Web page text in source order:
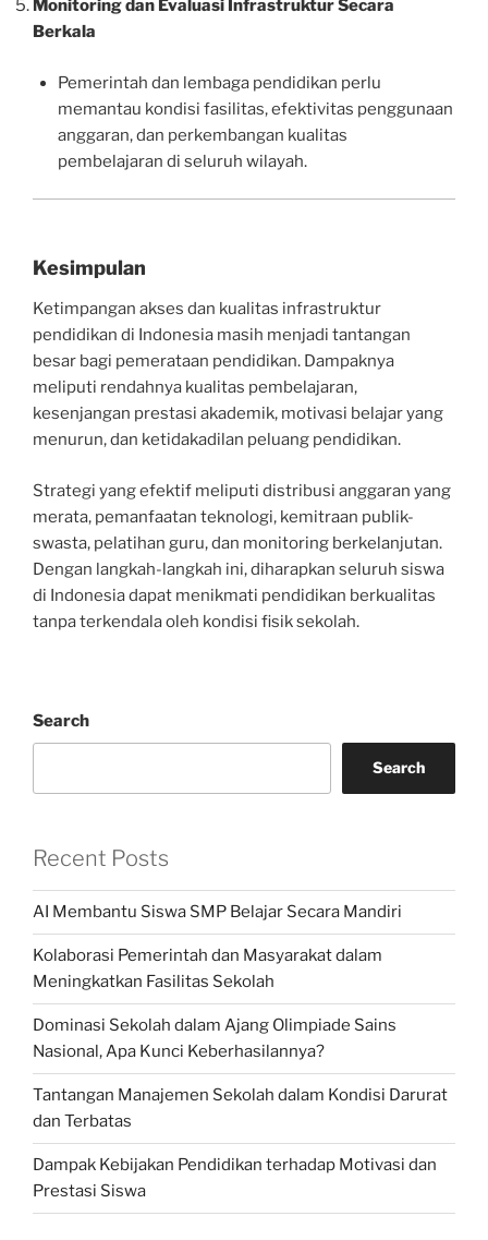
Monitoring dan Evaluasi Infrastruktur Secara
Berkala
Pemerintah dan lembaga pendidikan perlu
memantau kondisi fasilitas, efektivitas penggunaan
anggaran, dan perkembangan kualitas
pembelajaran di seluruh wilayah.
Kesimpulan
Ketimpangan akses dan kualitas infrastruktur
pendidikan di Indonesia masih menjadi tantangan
besar bagi pemerataan pendidikan. Dampaknya
meliputi rendahnya kualitas pembelajaran,
kesenjangan prestasi akademik, motivasi belajar yang
menurun, dan ketidakadilan peluang pendidikan.
Strategi yang efektif meliputi distribusi anggaran yang
merata, pemanfaatan teknologi, kemitraan publik-
swasta, pelatihan guru, dan monitoring berkelanjutan.
Dengan langkah-langkah ini, diharapkan seluruh siswa
di Indonesia dapat menikmati pendidikan berkualitas
tanpa terkendala oleh kondisi fisik sekolah.
Search
Search
Recent Posts
AI Membantu Siswa SMP Belajar Secara Mandiri
Kolaborasi Pemerintah dan Masyarakat dalam
Meningkatkan Fasilitas Sekolah
Dominasi Sekolah dalam Ajang Olimpiade Sains
Nasional, Apa Kunci Keberhasilannya?
Tantangan Manajemen Sekolah dalam Kondisi Darurat
dan Terbatas
Dampak Kebijakan Pendidikan terhadap Motivasi dan
Prestasi Siswa